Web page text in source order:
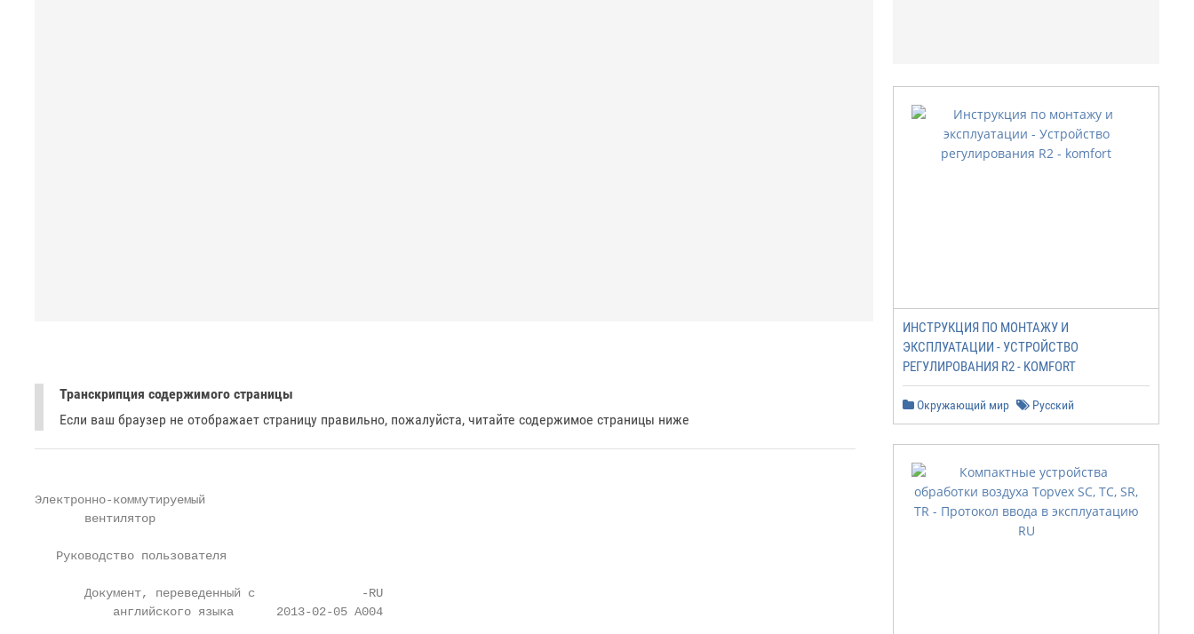
Транскрипция содержимого страницы
Если ваш браузер не отображает страницу правильно, пожалуйста, читайте содержимое страницы ниже
Электронно-коммутируемый
       вентилятор
   Руководство пользователя
       Документ, переведенный с               -RU
           английского языка      2013-02-05 A004
ИНСТРУКЦИЯ ПО МОНТАЖУ И
ЭКСПЛУАТАЦИИ - УСТРОЙСТВО
РЕГУЛИРОВАНИЯ R2 - KOMFORT
Окружающий мир Русский